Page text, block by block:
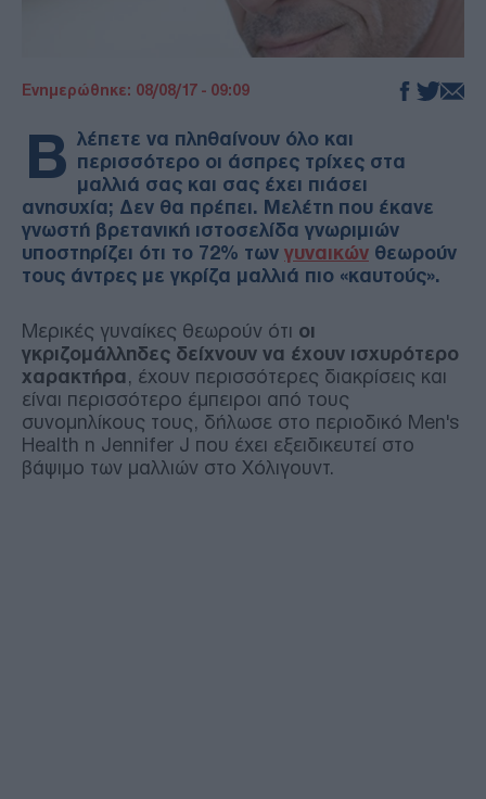
Ενημερώθηκε: 08/08/17 - 09:09
Β λέπετε να πληθαίνουν όλο και
περισσότερο οι άσπρες τρίχες στα
μαλλιά σας και σας έχει πιάσει
ανησυχία; Δεν θα πρέπει. Μελέτη που έκανε
γνωστή βρετανική ιστοσελίδα γνωριμιών
υποστηρίζει ότι το 72% των γυναικών θεωρούν
τους άντρες με γκρίζα μαλλιά πιο «καυτούς».
Μερικές γυναίκες θεωρούν ότι οι
γκριζομάλληδες δείχνουν να έχουν ισχυρότερο
χαρακτήρα, έχουν περισσότερες διακρίσεις και
είναι περισσότερο έμπειροι από τους
συνομηλίκους τους, δήλωσε στο περιοδικό Men's
Health η Jennifer J που έχει εξειδικευτεί στο
βάψιμο των μαλλιών στο Χόλιγουντ.